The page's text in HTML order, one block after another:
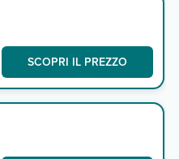
SCOPRI IL PREZZO